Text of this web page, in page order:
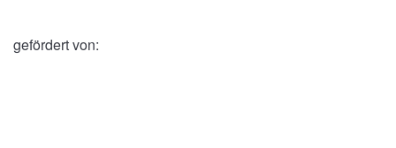
gefördert von: